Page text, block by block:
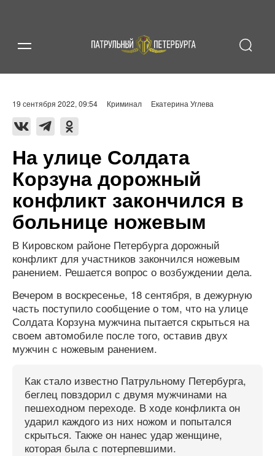
19 сентября 2022, 09:54 Криминал Екатерина Углева
На улице Солдата
Корзуна дорожный
конфликт закончился в
больнице ножевым
В Кировском районе Петербурга дорожный
конфликт для участников закончился ножевым
ранением. Решается вопрос о возбуждении дела.
Вечером в воскресенье, 18 сентября, в дежурную
часть поступило сообщение о том, что на улице
Солдата Корзуна мужчина пытается скрыться на
своем автомобиле после того, оставив двух
мужчин с ножевым ранением.
Как стало известно Патрульному Петербурга,
беглец повздорил с двумя мужчинами на
пешеходном переходе. В ходе конфликта он
ударил каждого из них ножом и попытался
скрыться. Также он нанес удар женщине,
которая была с потерпевшими.